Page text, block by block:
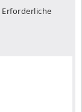
Erforderliche